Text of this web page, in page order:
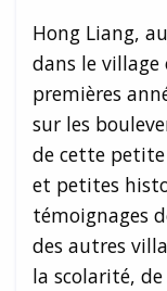
Hong Liang,
dans le village
premières
sur les
de cette
et petites
témoignages
des autres
la scolarité,